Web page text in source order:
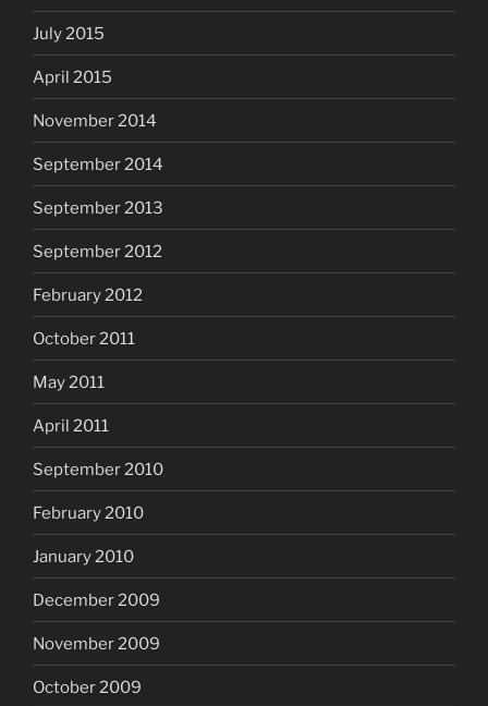
July 2015
April 2015
November 2014
September 2014
September 2013
September 2012
February 2012
October 2011
May 2011
April 2011
September 2010
February 2010
January 2010
December 2009
November 2009
October 2009